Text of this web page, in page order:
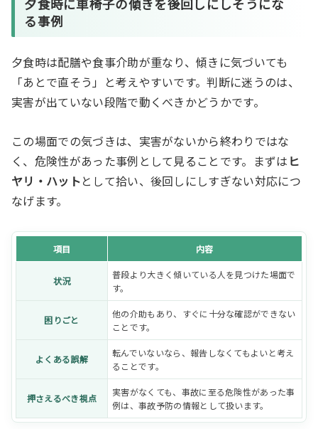
夕食時に車椅子の傾きを後回しにしそうにな
る事例
夕食時は配膳や食事介助が重なり、傾きに気づいても
「あとで直そう」と考えやすいです。判断に迷うのは、
実害が出ていない段階で動くべきかどうかです。
この場面での気づきは、実害がないから終わりではな
く、危険性があった事例として見ることです。まずは ヒ
ヤリ・ハットとして拾い、後回しにしすぎない対応につ
なげます。
項目 内容
状況
普段より大きく傾いている人を見つけた場面で
す。
困りごと
他の介助もあり、すぐに十分な確認ができない
ことです。
よくある誤解
転んでいないなら、報告しなくてもよいと考え
ることです。
押さえるべき視点
実害がなくても、事故に至る危険性があった事
例は、事故予防の情報として扱います。